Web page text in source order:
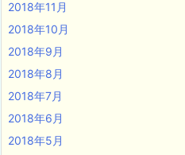
2018年11月
2018年10月
2018年9月
2018年8月
2018年7月
2018年6月
2018年5月